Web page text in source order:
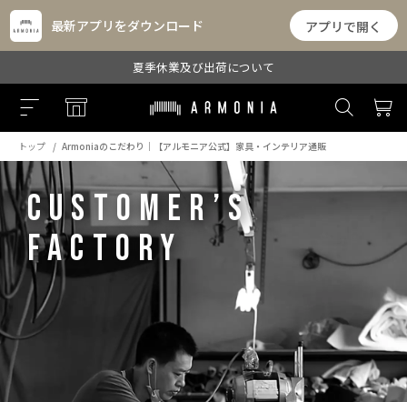
最新アプリをダウンロード アプリで開く
夏季休業及び出荷について
トップ Armoniaのこだわり｜【アルモニア公式】家具・インテリア通販
CUSTOMER’S
FACTORY